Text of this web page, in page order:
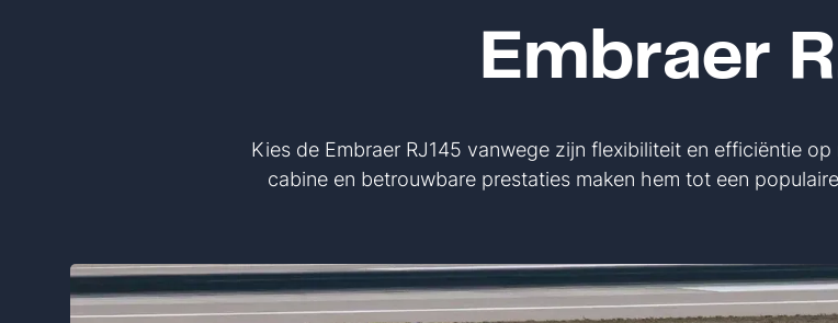
Embraer
Kies de Embraer RJ145 vanwege zijn flexibiliteit en efficiëntie
cabine en betrouwbare prestaties maken hem tot een